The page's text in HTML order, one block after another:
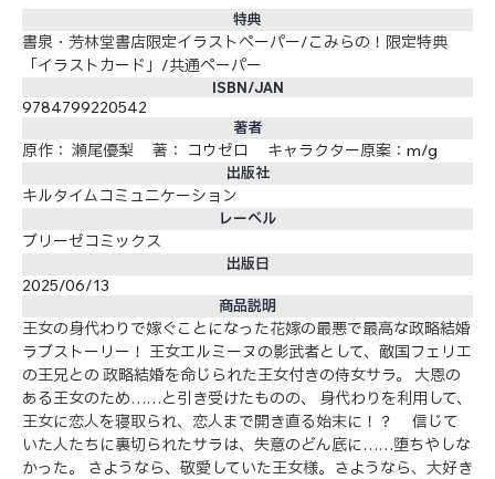
特典
書泉・芳林堂書店限定イラストペーパー/こみらの！限定特典
「イラストカード」/共通ペーパー
ISBN/JAN
9784799220542
著者
原作： 瀬尾優梨 著： コウゼロ キャラクター原案：m/g
出版社
キルタイムコミュニケーション
レーベル
ブリーゼコミックス
出版日
2025/06/13
商品説明
王女の身代わりで嫁ぐことになった花嫁の最悪で最高な政略結婚
ラブストーリー！ 王女エルミーヌの影武者として、敵国フェリエ
の王兄との 政略結婚を命じられた王女付きの侍女サラ。 大恩の
ある王女のため……と引き受けたものの、 身代わりを利用して、
王女に恋人を寝取られ、恋人まで開き直る始末に！？ 信じて
いた人たちに裏切られたサラは、失意のどん底に……堕ちやしな
かった。 さようなら、敬愛していた王女様。さようなら、大好き